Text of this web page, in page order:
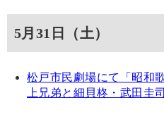
5月31日（土）
松戸市民劇場にて「昭和
上兄弟と細貝柊・武田圭